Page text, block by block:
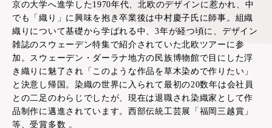
京の大学へ進学した1970年代、北欧のデザインに惹かれ、中
でも「織り」に興味を抱き卒業後は中村慶子氏に師事。組織
織りについて基礎から学ばれる中、3年が経つ頃に、デザイン
雑誌のスウェーデン特集で紹介されていた北欧ツアーに参
加。スウェーデン・ダーラナ地方の民族博物館で目にした浮
き織りに魅了され「このような作品を草木染めで作りたい」
と決意し帰国。染織の世界に入られて最初の20数年は会社員
との二足のわらじでしたが、現在は退職され染織家として作
品制作に邁進されています。西部伝統工芸展「福岡三越賞」
等、受賞多数 。